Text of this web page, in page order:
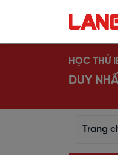
HỌC THỬ
DUY
Trang